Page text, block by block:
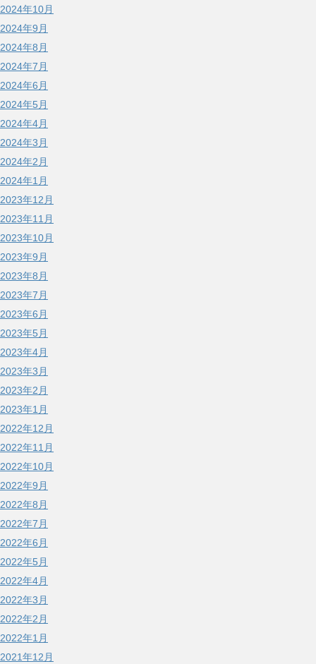
2024年10月
2024年9月
2024年8月
2024年7月
2024年6月
2024年5月
2024年4月
2024年3月
2024年2月
2024年1月
2023年12月
2023年11月
2023年10月
2023年9月
2023年8月
2023年7月
2023年6月
2023年5月
2023年4月
2023年3月
2023年2月
2023年1月
2022年12月
2022年11月
2022年10月
2022年9月
2022年8月
2022年7月
2022年6月
2022年5月
2022年4月
2022年3月
2022年2月
2022年1月
2021年12月